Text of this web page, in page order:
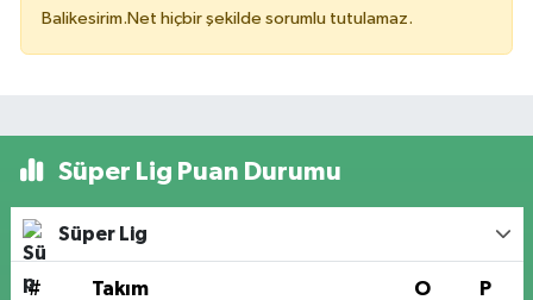
Balikesirim.Net hiçbir şekilde sorumlu tutulamaz.
Süper Lig Puan Durumu
Süper Lig
# Takım O P